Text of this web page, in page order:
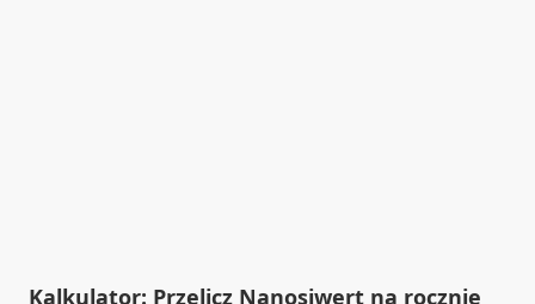
Kalkulator: Przelicz Nanosiwert na rocznie